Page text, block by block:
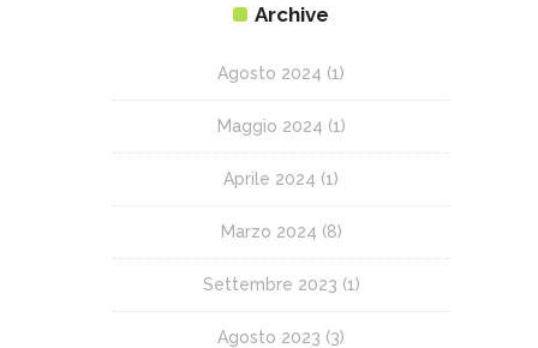
Archive
Agosto 2024 (1)
Maggio 2024 (1)
Aprile 2024 (1)
Marzo 2024 (8)
Settembre 2023 (1)
Agosto 2023 (3)